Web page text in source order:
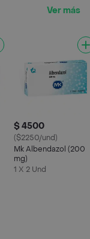
Ver más
$ 4500
($2250/und)
Mk Albendazol (200
mg)
1 X 2 Und